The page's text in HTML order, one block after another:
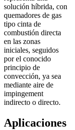
solución híbrida, con
quemadores de gas
tipo cinta de
combustión directa
en las zonas
iniciales, seguidos
por el conocido
principio de
convección, ya sea
mediante aire de
impingement
indirecto o directo.
Aplicaciones